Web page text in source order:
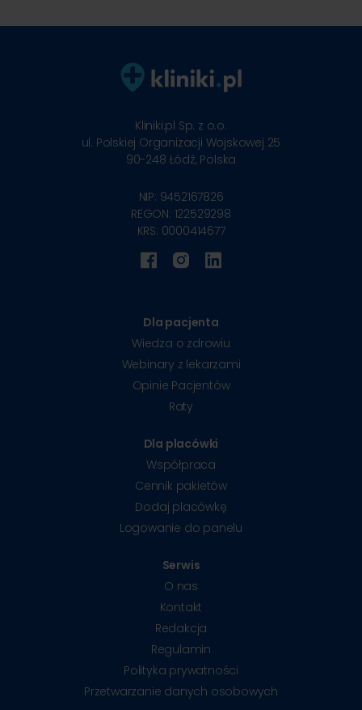
Kliniki.pl Sp. z o.o.
ul. Polskiej Organizacji Wojskowej 25
90-248 Łódź, Polska
NIP: 9452167826
REGON: 122529298
KRS: 0000414677
Dla pacjenta
Wiedza o zdrowiu
Webinary z lekarzami
Opinie Pacjentów
Raty
Dla placówki
Współpraca
Cennik pakietów
Dodaj placówkę
Logowanie do panelu
Serwis
O nas
Kontakt
Redakcja
Regulamin
Polityka prywatności
Przetwarzanie danych osobowych